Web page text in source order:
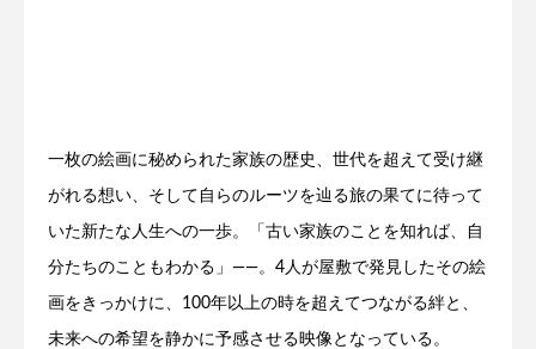
一枚の絵画に秘められた家族の歴史、世代を超えて受け継
がれる想い、そして自らのルーツを辿る旅の果てに待って
いた新たな人生への一歩。「古い家族のことを知れば、自
分たちのこともわかる」――。4人が屋敷で発見したその絵
画をきっかけに、100年以上の時を超えてつながる絆と、
未来への希望を静かに予感させる映像となっている。